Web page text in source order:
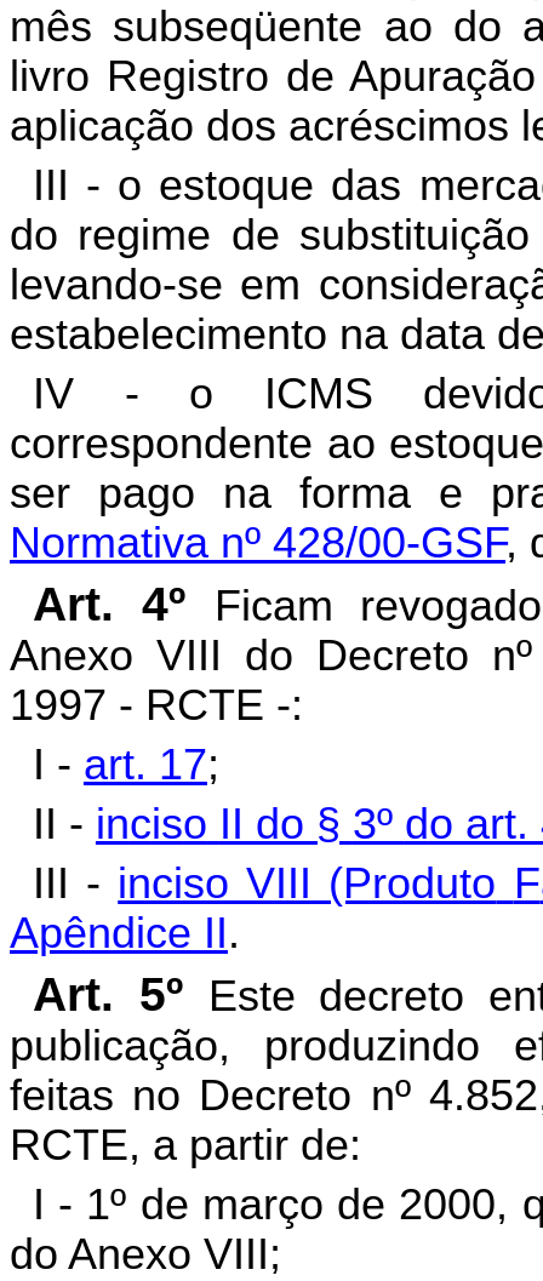
mês subseqüente ao do
livro Registro de
aplicação dos acréscimos
III - o estoque das
do regime de
levando-se em
estabelecimento na data
IV - o ICMS devido
correspondente ao
ser pago na forma e
Normativa nº 428/00-GSF,
Art. 4º
Ficam
Anexo VIII do Decreto
1997 - RCTE -:
I - art. 17;
II - inciso II do § 3º do art.
III - inciso VIII (Produto F
Apêndice II.
Art. 5º Este decreto
publicação, produzindo
feitas no Decreto nº
RCTE, a partir de:
I - 1º de março de 2000,
do Anexo VIII;